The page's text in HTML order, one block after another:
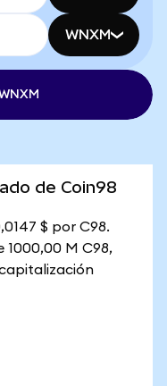
WNXM
de Coin98
$ por C98.
1000,00 M C98,